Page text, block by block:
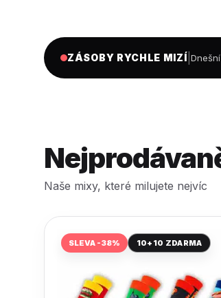
ZÁSOBY RYCHLE MIZÍ
Naše mixy, které milujete nejvíc
SLEVA -38% 10+10 ZDARMA